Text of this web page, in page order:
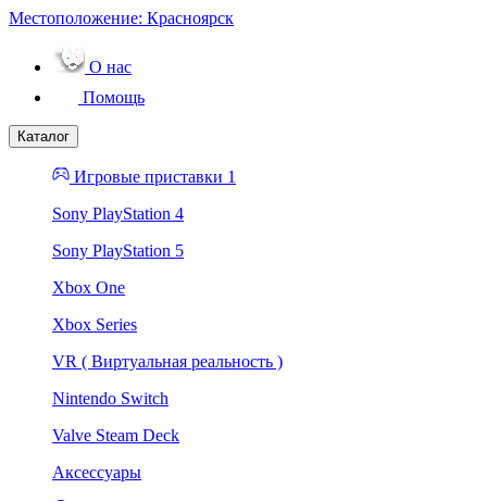
Местоположение: Красноярск
О нас
Помощь
Каталог
Игровые приставки 1
Sony PlayStation 4
Sony PlayStation 5
Xbox One
Xbox Series
VR ( Виртуальная реальность )
Nintendo Switch
Valve Steam Deck
Аксессуары